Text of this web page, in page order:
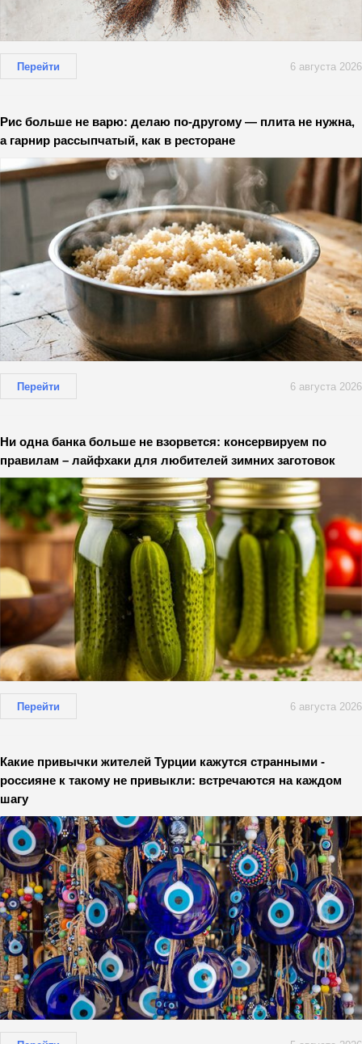
Перейти 6 августа 2026
Рис больше не варю: делаю по-другому — плита не нужна,
а гарнир рассыпчатый, как в ресторане
Перейти 6 августа 2026
Ни одна банка больше не взорвется: консервируем по
правилам – лайфхаки для любителей зимних заготовок
Перейти 6 августа 2026
Какие привычки жителей Турции кажутся странными -
россияне к такому не привыкли: встречаются на каждом
шагу